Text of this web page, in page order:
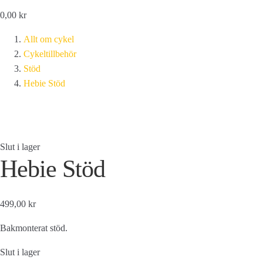
0,00 kr
Allt om cykel
Cykeltillbehör
Stöd
Hebie Stöd
Slut i lager
Hebie Stöd
499,00 kr
Bakmonterat stöd.
Slut i lager